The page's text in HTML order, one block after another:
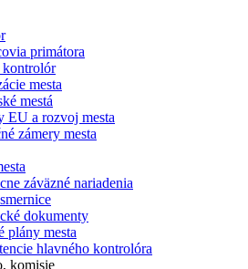
primátora
mesta
mestá
EU a rozvoj mesta
zámery mesta
záväzné nariadenia
dokumenty
plány mesta
hlavného kontrolóra
komisie